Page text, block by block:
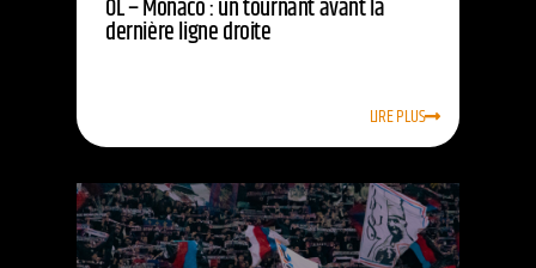
OL – Monaco : un tournant avant la
dernière ligne droite
LIRE PLUS